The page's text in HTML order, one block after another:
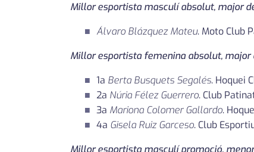
Millor esportista masculí absolut, major
Álvaro Blázquez Mateu. Moto Club
Millor esportista femenina absolut, major
1a Berta Busquets Segalés. Hoquei
2a Núria Félez Guerrero. Club
3a Mariona Colomer Gallardo.
4a Gisela Ruiz Garceso. Club
Millor esportista masculí promoció,